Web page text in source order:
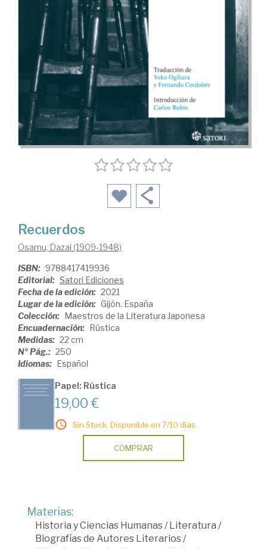
Recuerdos
Osamu, Dazai (1909-1948)
ISBN: 9788417419936
Editorial: Satori Ediciones
Fecha de la edición: 2021
Lugar de la edición: Gijón. España
Colección: Maestros de la Literatura Japonesa
Encuadernación: Rústica
Medidas: 22 cm
Nº Pág.: 250
Idiomas: Español
Papel: Rústica
19,00 €
Sin Stock. Disponible en 7/10 días.
COMPRAR
Materias:
Historia y Ciencias Humanas/Literatura /
Biografías de Autores Literarios/